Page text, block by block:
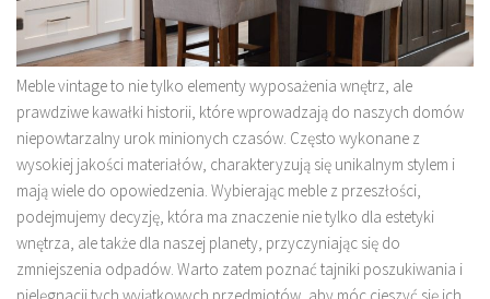
Meble vintage to nie tylko elementy wyposażenia wnętrz, ale
prawdziwe kawałki historii, które wprowadzają do naszych domów
niepowtarzalny urok minionych czasów. Często wykonane z
wysokiej jakości materiałów, charakteryzują się unikalnym stylem i
mają wiele do opowiedzenia. Wybierając meble z przeszłości,
podejmujemy decyzję, która ma znaczenie nie tylko dla estetyki
wnętrza, ale także dla naszej planety, przyczyniając się do
zmniejszenia odpadów. Warto zatem poznać tajniki poszukiwania i